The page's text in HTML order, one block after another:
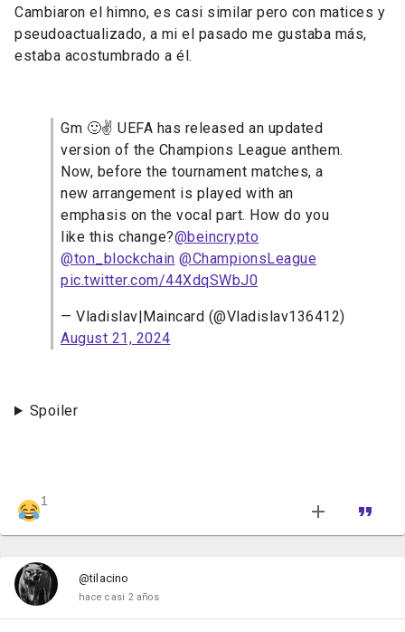
Cambiaron el himno, es casi similar pero con matices y
pseudoactualizado, a mi el pasado me gustaba más,
estaba acostumbrado a él.
Gm 🙂✌️ UEFA has released an updated
version of the Champions League anthem.
Now, before the tournament matches, a
new arrangement is played with an
emphasis on the vocal part. How do you
like this change?@beincrypto
@ton_blockchain @ChampionsLeague
pic.twitter.com/44XdqSWbJ0
— Vladislav|Maincard (@Vladislav136412)
August 21, 2024
Spoiler
1
@tilacino
hace casi 2 años